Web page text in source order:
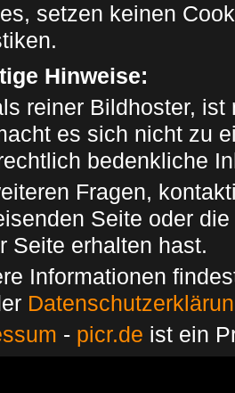
setzen keinen
Hinweise:
reiner Bildhoster,
es sich nicht zu
bedenkliche
Fragen,
Seite oder
Seite erhalten hast.
Informationen
- picr.de ist ein